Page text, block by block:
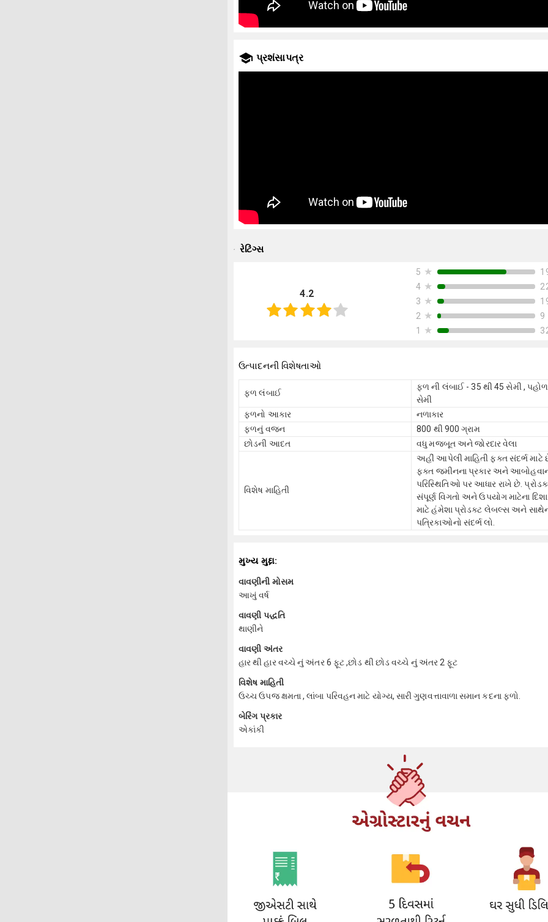
પ્રશંસાપત્ર
રેટિંગ્સ
4.2
5 ★
4 ★
3 ★
2 ★
9
1
★
ઉત્પાદનની વિશેષતાઓ
ફળ લંબાઈ
ફળ ની લંબાઈ - 35 થી 45 સેમી ,
સેમી
ફળનો આકાર
નળાકાર
ફળનું વજન
800 થી 900 ગ્રામ
છોડની આદત
વધુ મજબૂત અને જોરદાર વેલા
વિશેષ માહિતી
અહીં આપેલી માહિતી ફક્ત સંદર્ભ
ફક્ત જમીનના પ્રકાર અને
પરિસ્થિતિઓ પર આધાર રાખે છે.
સંપૂર્ણ વિગતો અને ઉપયોગ માટેના દિશા
માટે હંમેશા પ્રોડક્ટ લેબલ્સ અને
પત્રિકાઓનો સંદર્ભ લો.
મુખ્ય મુદ્દા:
વાવણીની મોસમ
આખું વર્ષ
વાવણી પદ્ધતિ
થાણીને
વાવણી અંતર
હાર થી હાર વચ્ચે નું અંતર 6 ફૂટ ,છોડ થી છોડ વચ્ચે નું અંતર 2 ફૂટ
વિશેષ માહિતી
ઉચ્ચ ઉપજ ક્ષમતા , લાંબા પરિવહન માટે યોગ્ય, સારી ગુણવત્તાવાળા સમાન કદના ફળો.
બેરિંગ પ્રકાર
એકાંકી